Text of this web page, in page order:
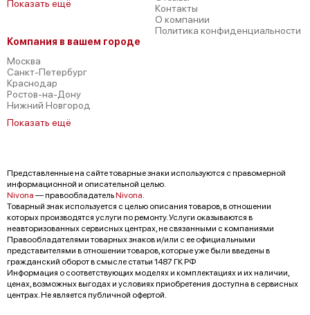
Показать ещё
Компания в вашем городе
Москва
Санкт-Петербург
Краснодар
Ростов-на-Дону
Нижний Новгород
Показать ещё
Контакты
О компании
Политика конфиденциальности
Представленные на сайте товарные знаки используются с правомерной
информационной и описательной целью.
Nivona — правообладательNivona.
Товарный знак используется с целью описания товаров, в отношении
которых производятся услуги по ремонту. Услуги оказываются в
неавторизованных сервисных центрах, не связанными с компаниями
Правообладателями товарных знаков и/или с ее официальными
представителями в отношении товаров, которые уже были введены в
гражданский оборот в смысле статьи 1487 ГК РФ
Информация о соответствующих моделях и комплектациях и их наличии,
ценах, возможных выгодах и условиях приобретения доступна в сервисных
центрах. Не является публичной офертой.